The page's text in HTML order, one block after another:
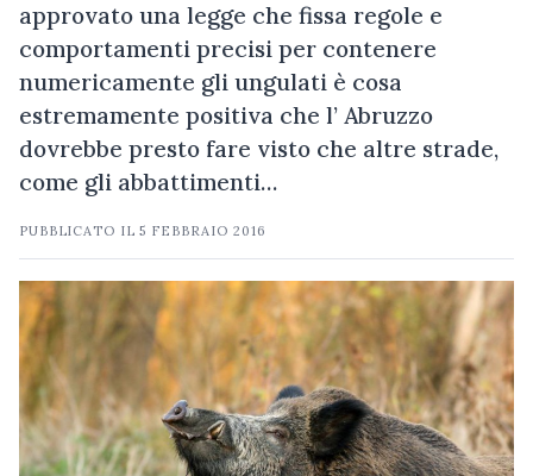
approvato una legge che fissa regole e
comportamenti precisi per contenere
numericamente gli ungulati è cosa
estremamente positiva che l’ Abruzzo
dovrebbe presto fare visto che altre strade,
come gli abbattimenti…
PUBBLICATO IL5 FEBBRAIO 2016